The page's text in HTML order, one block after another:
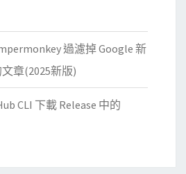
過濾掉 Google 新
章(2025新版)
CLI 下載 Release 中的